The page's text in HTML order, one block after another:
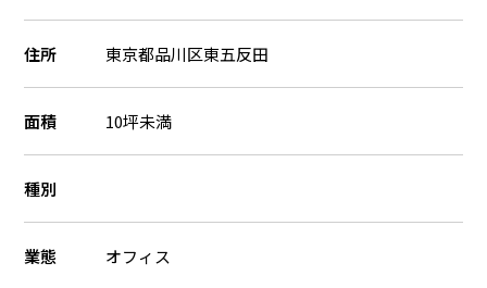
住所 東京都品川区東五反田
面積 10坪未満
種別
業態 オフィス